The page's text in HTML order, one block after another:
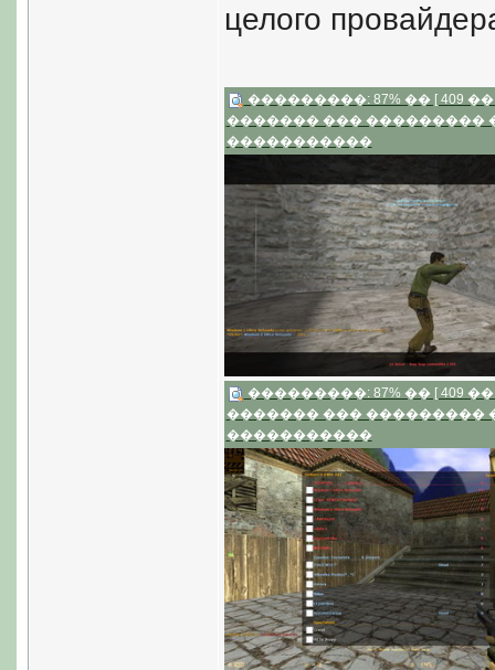
целого
���������: 87% �� [ 409 ��
������� ��� ���������
�����������
���������: 87% �� [ 409 ��
������� ��� ���������
�����������